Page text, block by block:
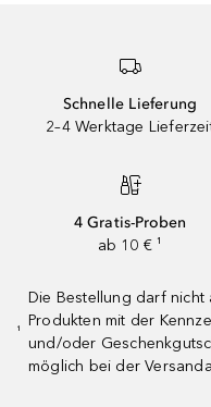
Schnelle Lieferung
2–4 Werktage
4 Gratis-Proben
ab 10 € ¹
¹
Die Bestellung darf
Produkten mit der
und/oder
möglich bei der